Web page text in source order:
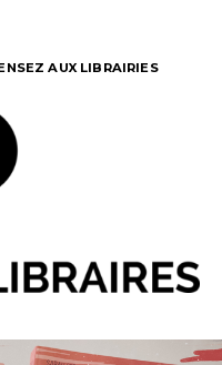
AUX LIBRAIRIES